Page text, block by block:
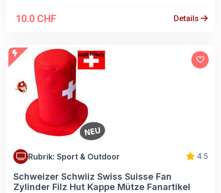
10.0 CHF Details
Rubrik: Sport & Outdoor 4.5
Schweizer Schwiiz Swiss Suisse Fan
Zylinder Filz Hut Kappe Mütze Fanartikel